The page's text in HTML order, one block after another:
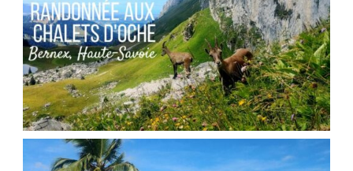
FRANCE // RANDONNÉE AU COL DES PORTES
D’OCHE